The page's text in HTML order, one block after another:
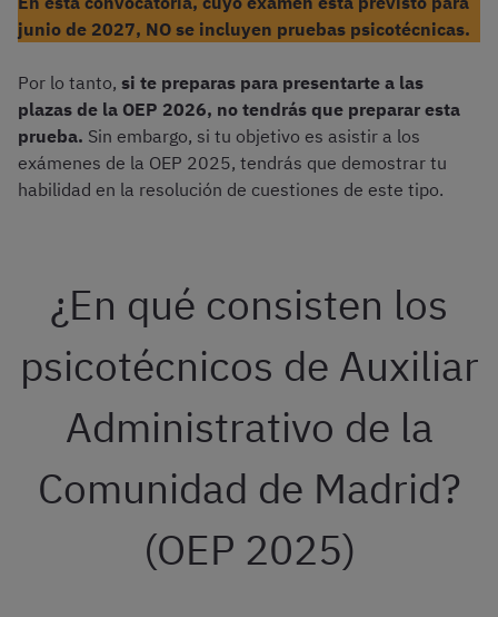
junio de 2027, NO se incluyen pruebas psicotécnicas.
Por lo tanto, si te preparas para presentarte a las
plazas de la OEP 2026, no tendrás que preparar esta
prueba. Sin embargo, si tu objetivo es asistir a los
exámenes de la OEP 2025, tendrás que demostrar tu
habilidad en la resolución de cuestiones de este tipo.
¿En qué consisten los
psicotécnicos de Auxiliar
Administrativo de la
Comunidad de Madrid?
(OEP 2025)